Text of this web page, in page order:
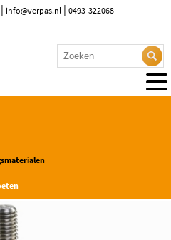
info@verpas.nl| 0493-322068